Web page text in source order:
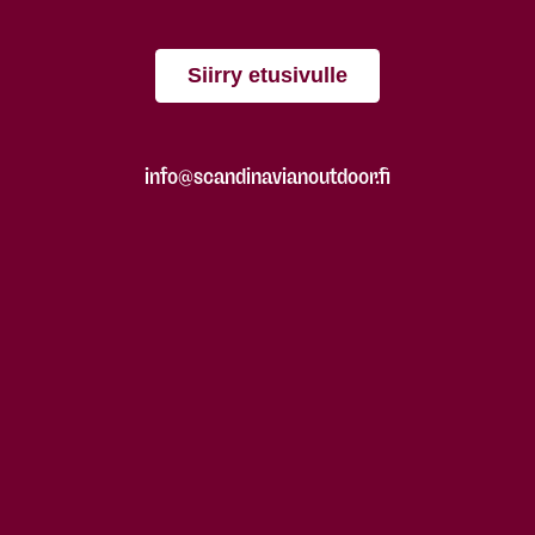
Siirry etusivulle
info@scandinavianoutdoor.fi